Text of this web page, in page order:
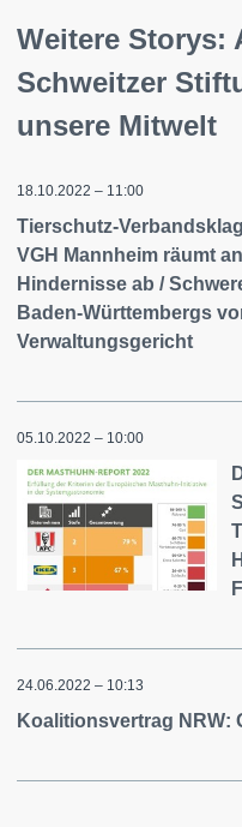
Weitere Storys:
Schweitzer
unsere Mitwelt
18.10.2022 – 11:00
Tierschutz-
VGH Mannheim räumt
Hindernisse ab /
Baden-Württembergs
Verwaltungsgericht
05.10.2022 – 10:00
24.06.2022 – 10:13
Koalitionsvertrag NRW: